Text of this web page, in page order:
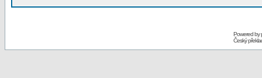
Powered by
Český